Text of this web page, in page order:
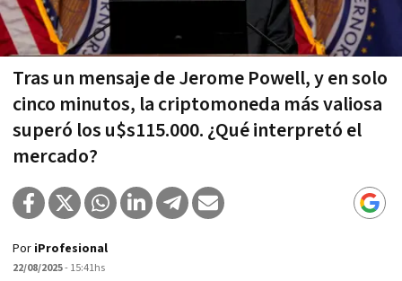
Tras un mensaje de Jerome Powell, y en solo
cinco minutos, la criptomoneda más valiosa
superó los u$s115.000. ¿Qué interpretó el
mercado?
Por iProfesional
22/08/2025- 15:41hs